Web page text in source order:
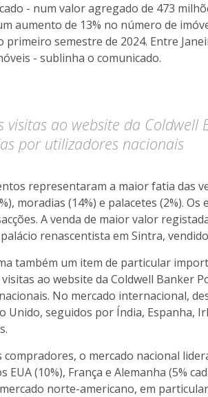
- num valor agregado de 473
aumento de 13% no número de
primeiro semestre de 2024. Entre
- sublinha o comunicado.
visitas ao website da Coldwell
por utilizadores nacionais
representaram a maior fatia das
moradias (14%) e palacetes (2%).
A venda de maior valor
renascentista em Sintra,
também um item de particular
visitas ao website da Coldwell Banker
No mercado internacional,
Unido, seguidos por Índia, Espanha,
o mercado nacional
EUA (10%), França e Alemanha (5%
mercado norte-americano, em